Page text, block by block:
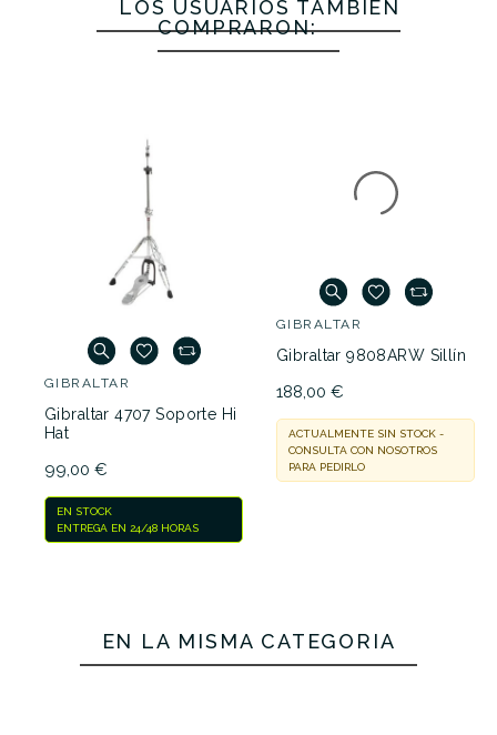
LOS USUARIOS TAMBIÉN
COMPRARON:
GIBRALTAR
Gibraltar 4707 Soporte Hi
Hat
99,00 €
EN STOCK
ENTREGA EN 24/48 HORAS
GIBRALTAR
Gibraltar 9808ARW Sillín
188,00 €
EN LA MISMA CATEGORÍA